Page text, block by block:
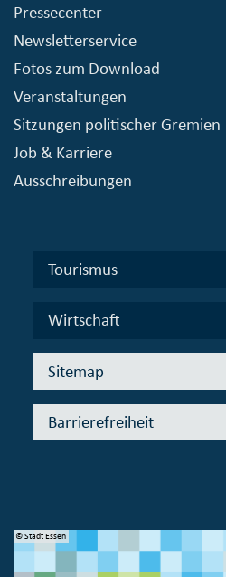
Pressecenter
Newsletterservice
Fotos zum Download
Veranstaltungen
Sitzungen politischer Gremien
Job & Karriere
Ausschreibungen
Tourismus
Wirtschaft
Sitemap
Barrierefreiheit
© Stadt Essen